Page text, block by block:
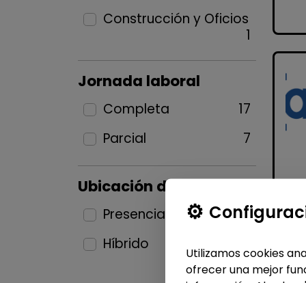
Construcción y Oficios
1
Jornada laboral
Completa
17
Parcial
7
Ubicación del puesto
Presencial
21
Híbrido
Utilizamos cookies
ofrecer una mejor